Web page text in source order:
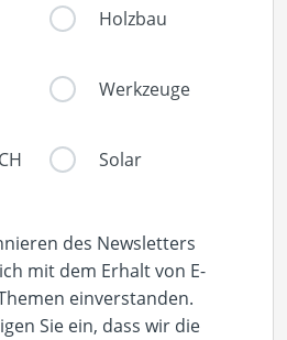
Holzbau
Werkzeuge
Solar
des Newsletters
mit dem Erhalt von E-
einverstanden.
Sie ein, dass wir die